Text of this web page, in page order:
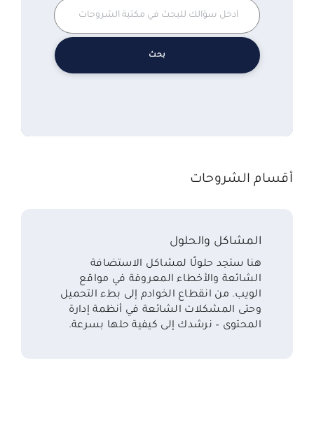
أقسام الشروحات
المشاكل والحلول
هنا ستجد حلولًا لمشاكل الاستضافة
الشائعة والأخطاء المعروفة في مواقع
الويب. من انقطاع الخوادم إلى بطء التحميل
وحتى المشكلات الشائعة في أنظمة إدارة
المحتوى – نرشدك إلى كيفية حلها بسرعة.